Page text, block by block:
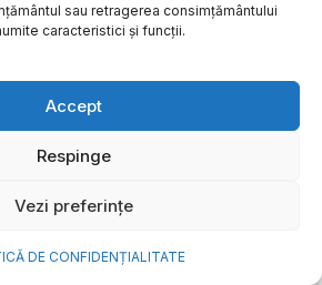
sau retragerea consimțământului
caracteristici și funcții.
Accept
Respinge
Vezi preferințe
DE CONFIDENȚIALITATE
& Gas: un program